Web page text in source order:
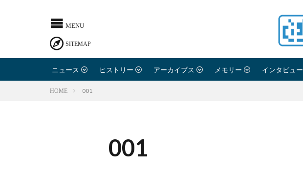
ニュース ヒストリー アーカイブス メモリー インタビュー
HOME 001
001